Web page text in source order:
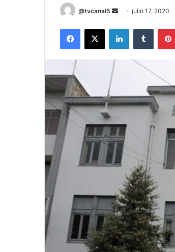
@tvcanal5
Send
email
julio 17, 2020
Facebook
X LinkedInTumblr